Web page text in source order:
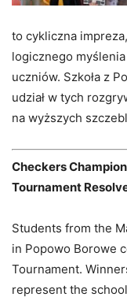
to cykliczna
logicznego
uczniów. Szkoła z
udział w tych
na wyższych
Checkers
Tournament
Students from the
in Popowo Borowe
Tournament.
represent the